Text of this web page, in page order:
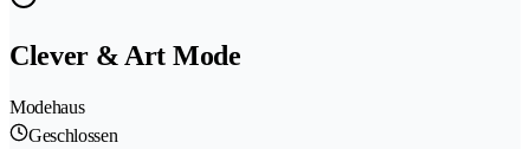
Clever & Art Mode
Modehaus
Geschlossen